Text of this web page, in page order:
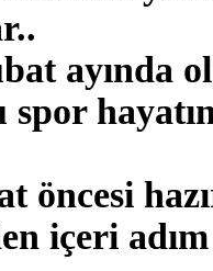
ayında
spor
öncesi
içeri